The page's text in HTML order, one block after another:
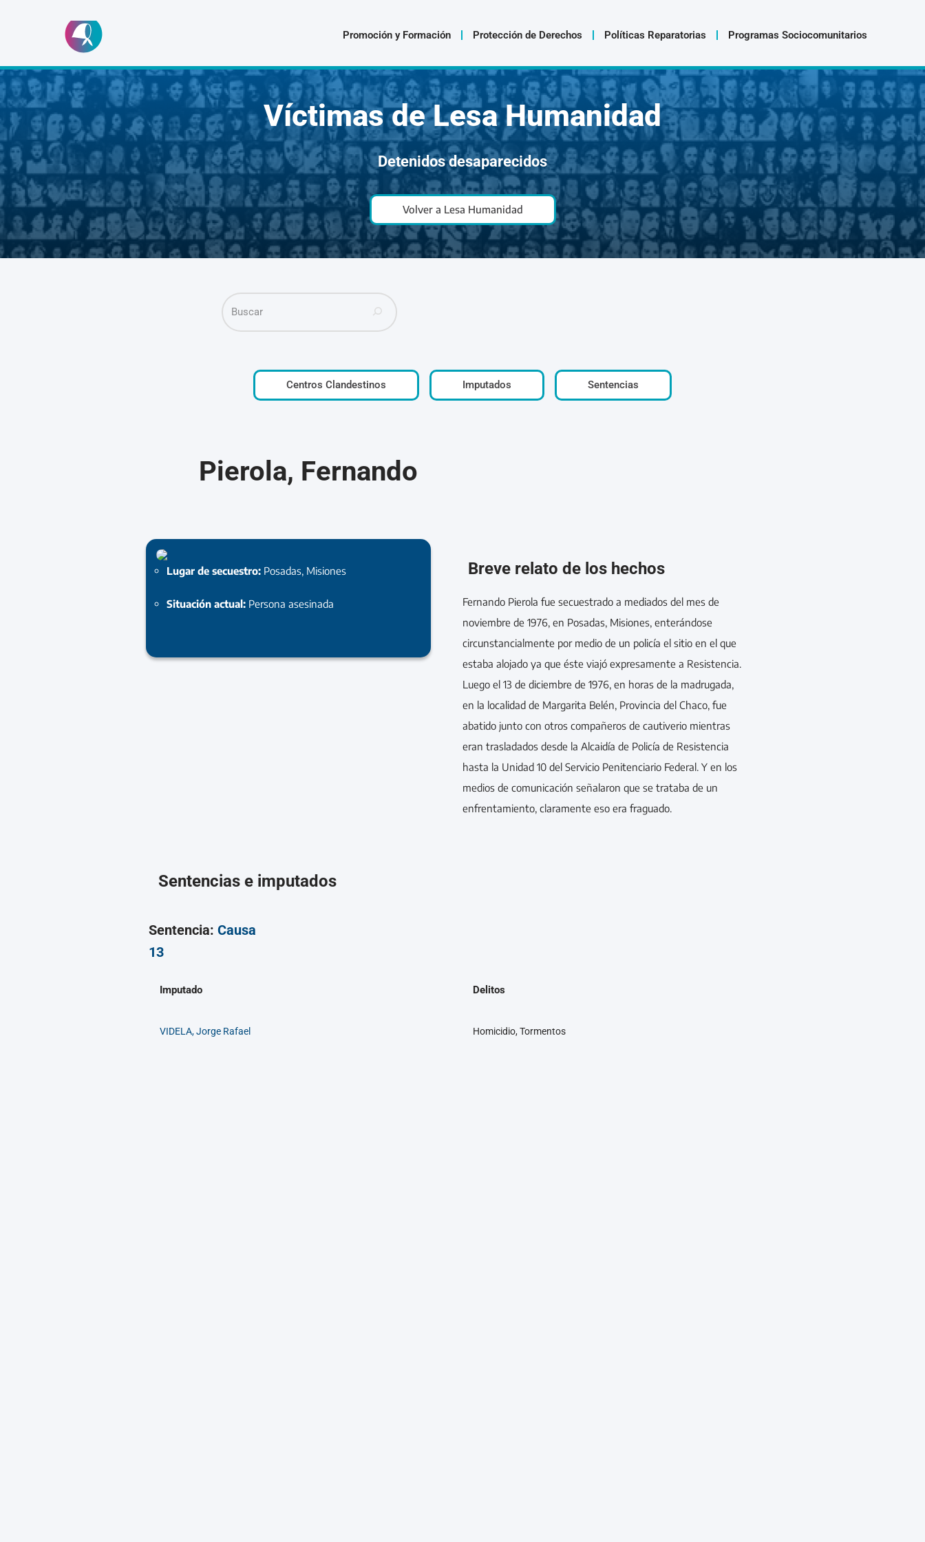
al
contenido
Promoción y Formación Protección de Derechos Políticas Reparatorias Programas Sociocomunitarios
Víctimas de Lesa Humanidad
Detenidos desaparecidos
Volver a Lesa Humanidad
Centros Clandestinos Imputados Sentencias
Pierola, Fernando
Lugar de secuestro: Posadas, Misiones
Situación actual: Persona asesinada
Breve relato de los hechos
Fernando Pierola fue secuestrado a mediados del mes de
noviembre de 1976, en Posadas, Misiones, enterándose
circunstancialmente por medio de un policía el sitio en el que
estaba alojado ya que éste viajó expresamente a Resistencia.
Luego el 13 de diciembre de 1976, en horas de la madrugada,
en la localidad de Margarita Belén, Provincia del Chaco, fue
abatido junto con otros compañeros de cautiverio mientras
eran trasladados desde la Alcaidía de Policía de Resistencia
hasta la Unidad 10 del Servicio Penitenciario Federal. Y en los
medios de comunicación señalaron que se trataba de un
enfrentamiento, claramente eso era fraguado.
Sentencias e imputados
Sentencia: Causa
13
Imputado Delitos
VIDELA, Jorge Rafael Homicidio, Tormentos